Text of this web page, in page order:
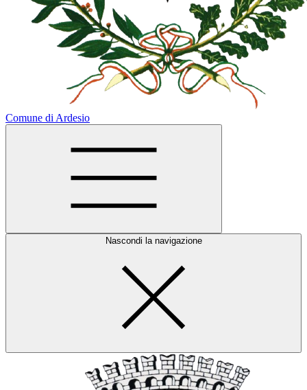
Comune di Ardesio
Nascondi la navigazione